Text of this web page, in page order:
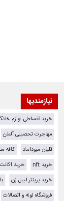
نیازمندیها
خرید اقساطی لوازم
مهاجرت تحصیلی آلمان
قلیان میرداماد
کافه
خرید nft
خرید
خرید پرینتر لیبل زن
فروشگاه لوله و اتصالات